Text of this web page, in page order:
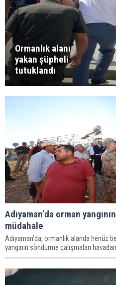
Ormanlık alanı
yakan şüpheli
tutuklandı
Adıyaman’da orman
müdahale
Adıyaman’da, ormanlık alanda henüz
yangının söndürme çalışmaları